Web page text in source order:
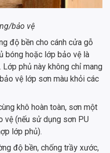
bảo vệ
độ bền cho cánh cửa gỗ
bóng hoặc lớp bảo vệ là
phủ này không chỉ mang
vệ lớp sơn màu khỏi các
khô hoàn toàn, sơn một
vệ (nếu sử dụng sơn PU
lớp phủ).
độ bền, chống trầy xước,